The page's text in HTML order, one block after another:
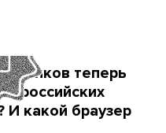
банков теперь
российских
И какой браузер